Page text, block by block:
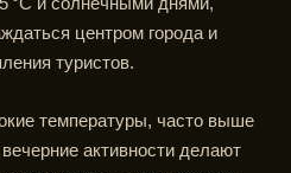
центром города и
туристов.
температуры, часто выше
активности делают